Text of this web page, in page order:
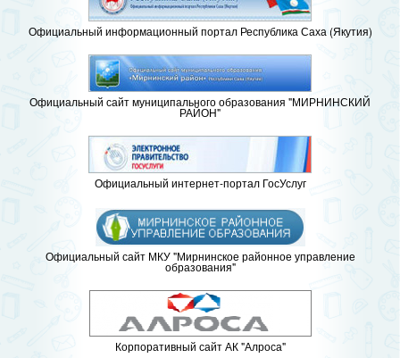
Официальный информационный портал Республика Саха (Якутия)
Официальный сайт муниципального образования "МИРНИНСКИЙ
РАЙОН"
Официальный интернет-портал ГосУслуг
Официальный сайт МКУ "Мирнинское районное управление
образования"
Корпоративный сайт АК "Алроса"